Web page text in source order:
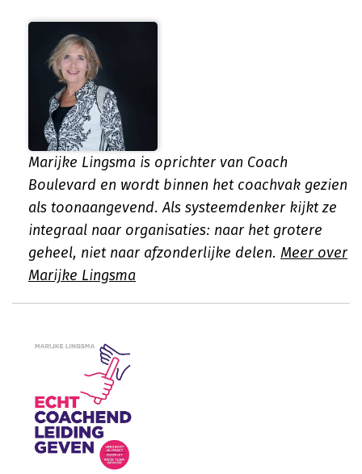
Marijke Lingsma is oprichter van Coach
Boulevard en wordt binnen het coachvak gezien
als toonaangevend. Als systeemdenker kijkt ze
integraal naar organisaties: naar het grotere
geheel, niet naar afzonderlijke delen. Meer over
Marijke Lingsma